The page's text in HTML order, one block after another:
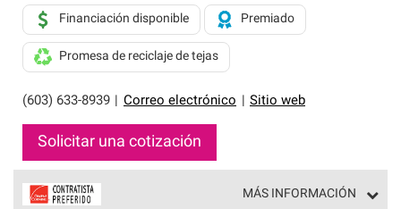
Solo ellos pueden ofrecer nuestra mejor garantía de
sistemas de techos.
(603) 633-8939 Correo electrónico Sitio web
Financiación disponible Premiado
Promesa de reciclaje de tejas
Solicitar una cotización
MÁS INFORMACIÓN